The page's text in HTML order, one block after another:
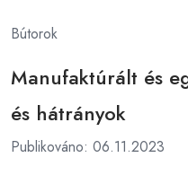
Bútorok
Manufaktúrált és
és hátrányok
Publikováno: 06.11.2023